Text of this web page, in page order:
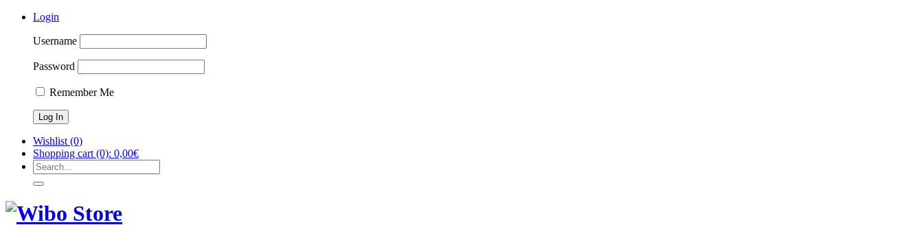
Login
Username
Password
Remember Me
Wishlist (0)
Shopping cart (0): 0,00€